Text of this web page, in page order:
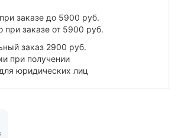
заказе до 5900 руб.
при заказе от 5900 руб.
заказ 2900 руб.
при получении
юридических лиц